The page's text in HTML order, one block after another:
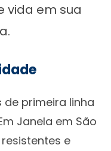
vida em sua
primeira linha
Janela em São
e